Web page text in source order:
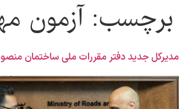
برچسب:آزمون
مدیرکل جدید دفتر مقررات ملی ساختمان